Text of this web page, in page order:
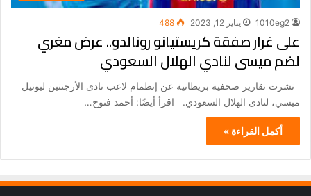
1010eg2 يناير 12, 2023 488
على غرار صفقة كريستيانو رونالدو.. عرض مغري
لضم ميسى لنادي الهلال السعودي
نشرت تقارير صحفية بريطانية عن إنظمام لاعب نادى الأرجنتين ليونيل
ميسي، لنادى الهلال السعودي. اقرأ أيضًا: أحمد فتوح…
أكمل القراءة »